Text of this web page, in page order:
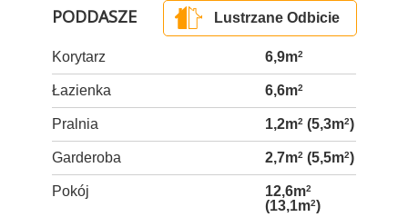
PODDASZE Lustrzane Odbicie
Korytarz 6,9m2
Łazienka 6,6m2
Pralnia 1,2m2(5,3m2)
Garderoba 2,7m2(5,5m2)
Pokój 12,6m2
(13,1m2)